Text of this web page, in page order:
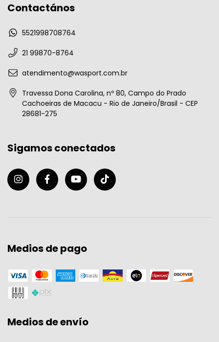
Contactános
5521998708764
21 99870-8764
atendimento@wasport.com.br
Travessa Dona Carolina, nº 80, Campo do Prado
Cachoeiras de Macacu - Rio de Janeiro/Brasil - CEP
28681-275
Sigamos conectados
Medios de pago
Medios de envío